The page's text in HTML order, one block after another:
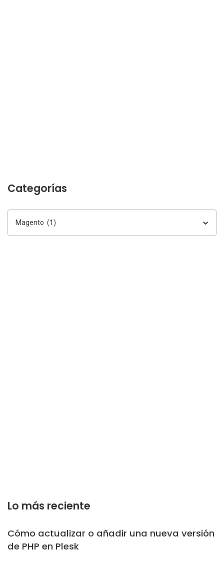
Categorías
Categorías
Lo más reciente
Cómo actualizar o añadir una nueva versión
de PHP en Plesk